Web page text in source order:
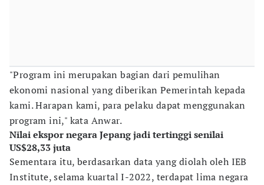
"Program ini merupakan bagian dari pemulihan
ekonomi nasional yang diberikan Pemerintah kepada
kami. Harapan kami, para pelaku dapat menggunakan
program ini," kata Anwar.
Nilai ekspor negara Jepang jadi tertinggi senilai
US$28,33 juta
Sementara itu, berdasarkan data yang diolah oleh IEB
Institute, selama kuartal I-2022, terdapat lima negara